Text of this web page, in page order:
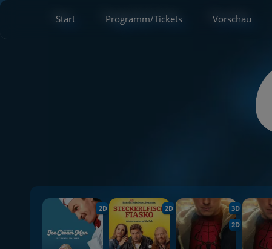
Start Programm/Tickets Vorschau
2D 2D
3D
2D